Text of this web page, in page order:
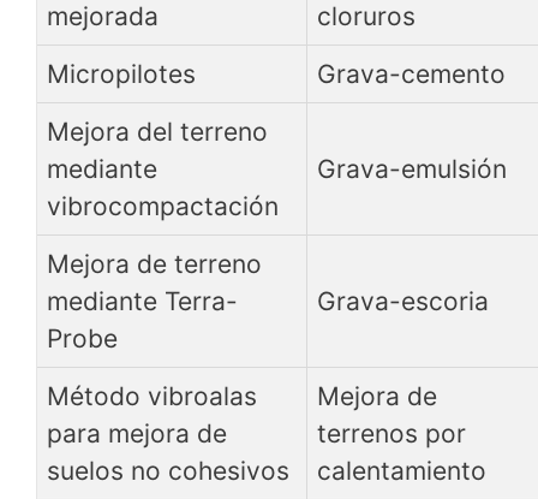
mejorada
cloruros
Micropilotes
Grava-cemento
Mejora del terreno
mediante
vibrocompactación
Grava-emulsión
Mejora de terreno
mediante Terra-
Probe
Grava-escoria
Método vibroalas
para mejora de
suelos no cohesivos
Mejora de
terrenos por
calentamiento